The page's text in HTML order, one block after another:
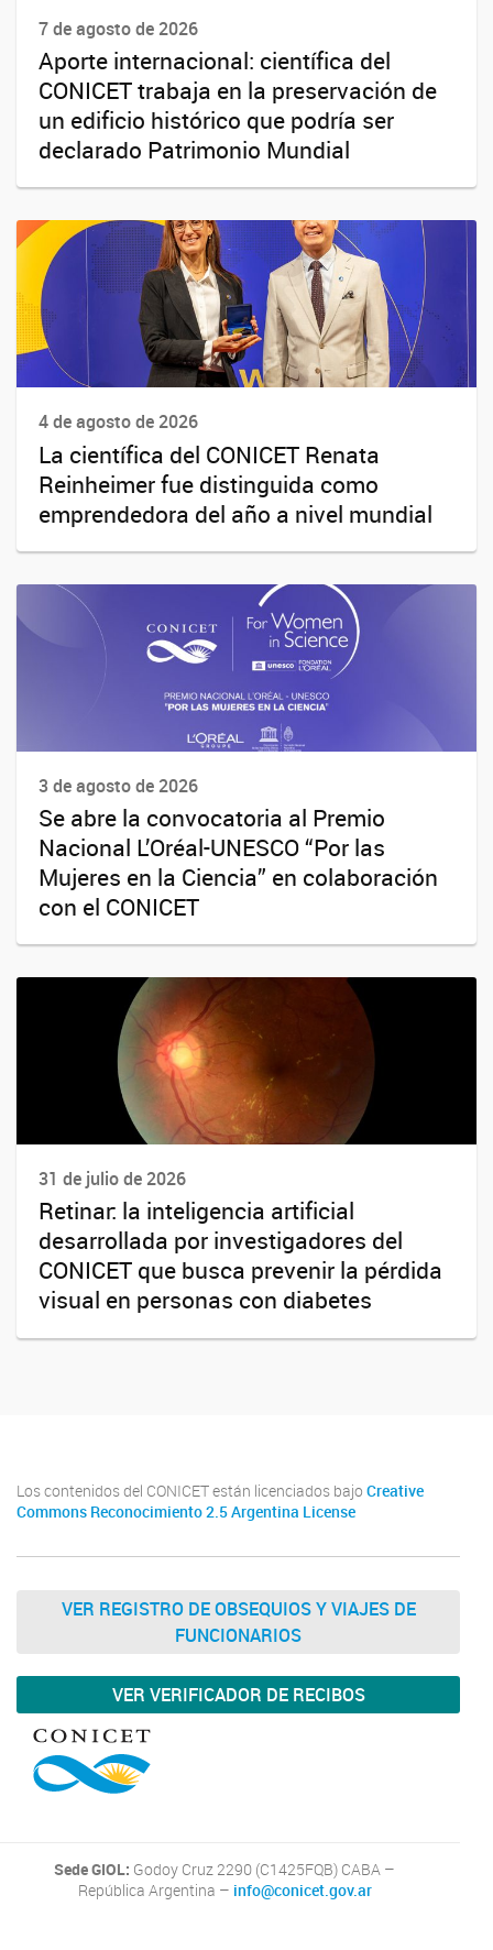
7 de agosto de 2026
Aporte internacional: científica del
CONICET trabaja en la preservación de
un edificio histórico que podría ser
declarado Patrimonio Mundial
4 de agosto de 2026
La científica del CONICET Renata
Reinheimer fue distinguida como
emprendedora del año a nivel mundial
3 de agosto de 2026
Se abre la convocatoria al Premio
Nacional L’Oréal-UNESCO “Por las
Mujeres en la Ciencia” en colaboración
con el CONICET
31 de julio de 2026
Retinar: la inteligencia artificial
desarrollada por investigadores del
CONICET que busca prevenir la pérdida
visual en personas con diabetes
Los contenidos del CONICET están licenciados bajo Creative
Commons Reconocimiento 2.5 Argentina License
VER REGISTRO DE OBSEQUIOS Y VIAJES DE
FUNCIONARIOS
VER VERIFICADOR DE RECIBOS
Sede GIOL: Godoy Cruz 2290 (C1425FQB) CABA –
República Argentina – info@conicet.gov.ar